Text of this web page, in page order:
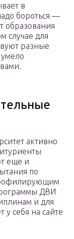
в
бороться —
образования
случае для
разные
активно
еще и
по
ДВИ
и для
у себя на сайте